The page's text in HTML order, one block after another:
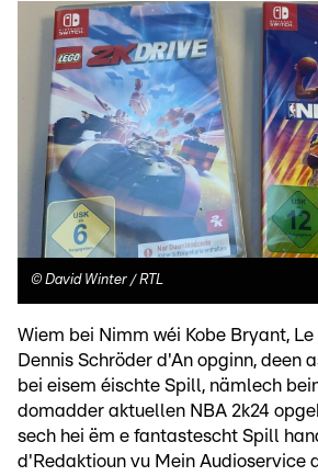
© David Winter / RTL
Wiem bei Nimm wéi Kobe Bryant,
Dennis Schröder d'An opginn, deen
bei eisem éischte Spill, nämlech
domadder aktuellen NBA 2k24
sech hei ëm e fantastescht Spill
d'Redaktioun vu Mein Audioservice